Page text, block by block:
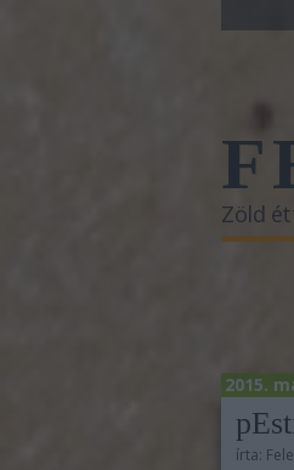
Zöld
2015.
írta: